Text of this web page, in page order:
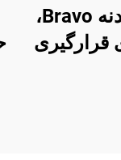
بالش نرم تمام‌بدنه Bravo،
قرارگیری